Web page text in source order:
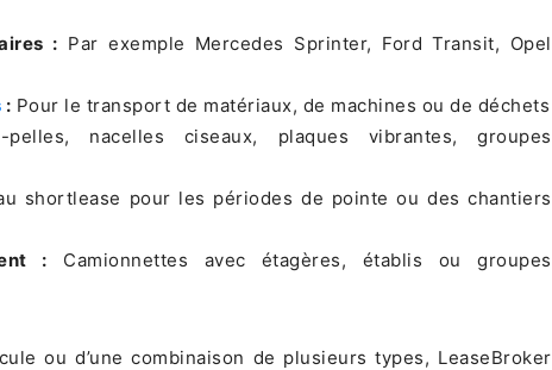
: Par exemple Mercedes Sprinter, Ford Transit, Opel
: Pour le transport de matériaux, de machines ou de déchets
pelles, nacelles ciseaux, plaques vibrantes, groupes
shortlease pour les périodes de pointe ou des chantiers
: Camionnettes avec étagères, établis ou groupes
ou d’une combinaison de plusieurs types, LeaseBroker